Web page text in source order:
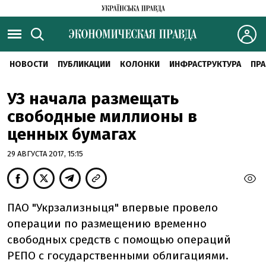
НОВОСТИ ПУБЛИКАЦИИ КОЛОНКИ ИНФРАСТРУКТУРА
УЗ начала размещать
свободные миллионы в
ценных бумагах
29 АВГУСТА 2017, 15:15
ПАО "Укрзализныця" впервые провело
операции по размещению временно
свободных средств с помощью операций
РЕПО с государственными облигациями.